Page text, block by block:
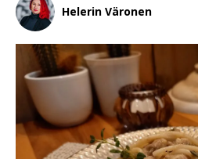
Helerin Väronen